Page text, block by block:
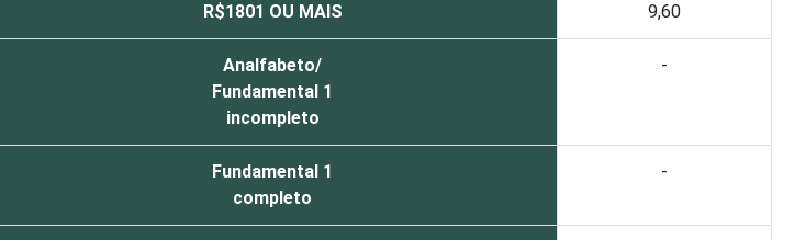
R$1801 OU MAIS 9,60
Analfabeto/
Fundamental 1
incompleto
-
Fundamental 1
completo
-